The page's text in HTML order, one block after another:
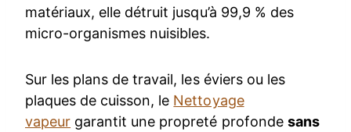
matériaux, elle détruit jusqu’à 99,9 % des
micro-organismes nuisibles.
Sur les plans de travail, les éviers ou les
plaques de cuisson, le Nettoyage
vapeur garantit une propreté profonde sans